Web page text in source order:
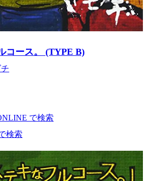
コース。 (TYPE B)
で検索
検索